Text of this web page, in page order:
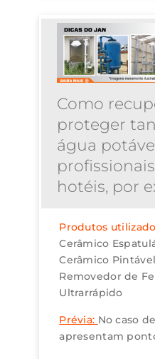
jateamento
Como
proteger
água
hotéis, por
Produtos
Cerâmico
Cerâmico
Removedor de
Ultrarrápido
Prévia: No caso
apresentam